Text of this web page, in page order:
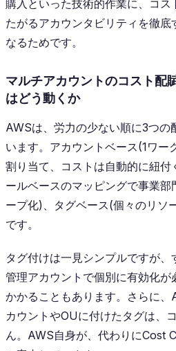
購入といった技術的作業に、コス
たがるアカウンタビリティを徹
なるためです。
マルチアカウントのコスト配
はどう動くか
AWSは、労力の少ない順に3つの
います。アカウントベース(1ワー
割り当て、コストは自動的に紐
ールベースのマッピングで事業
ープ化)、タグベース(個々のリソ
です。
タグ付けは一見シンプルですが
管理アカウントで個別に有効化
かかることもあります。さらに
カウントやOUに付けたタグは、
ん。AWS自身が、代わりにCost